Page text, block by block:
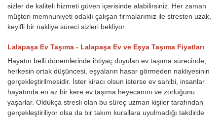
sizler de kaliteli hizmeti güven içerisinde alabilirsiniz. Her zaman
müşteri memnuniyeti odaklı çalışan firmalarımız ile stresten uzak,
keyifli bir nakliye süreci sizleri bekliyor.
Lalapaşa Ev Taşıma - Lalapaşa Ev ve Eşya Taşıma Fiyatları
Hayatın belli dönemlerinde ihtiyaç duyulan ev taşıma sürecinde,
herkesin ortak düşüncesi, eşyaların hasar görmeden nakliyesinin
gerçekleştirilmesidir. İster kiracı olsun isterse ev sahibi, insanlar
hayatında en az bir kere ev taşıma heyecanını ve zorluğunu
yaşarlar. Oldukça stresli olan bu süreç uzman kişiler tarafından
gerçekleştiriliyor olsa da bir takım kurallara uyulmadığı takdirde